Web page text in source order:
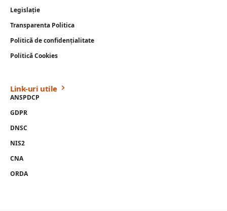
Legislație
Transparenta Politica
Politică de confidențialitate
Politică Cookies
Link-uri utile
ANSPDCP
GDPR
DNSC
NIS2
CNA
ORDA